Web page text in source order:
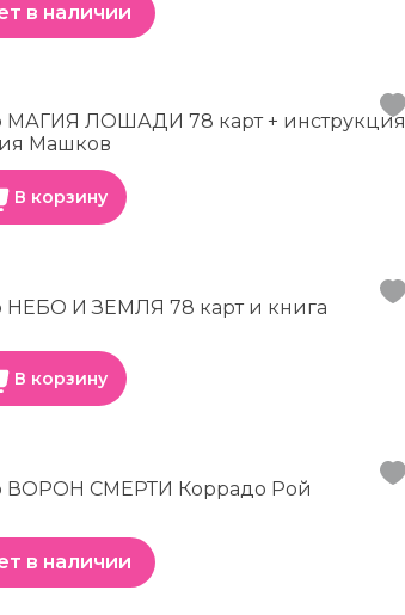
в наличии
МАГИЯ ЛОШАДИ 78 карт + инструкция
Машков
В корзину
НЕБО И ЗЕМЛЯ 78 карт и книга
В корзину
ВОРОН СМЕРТИ Коррадо Рой
в наличии